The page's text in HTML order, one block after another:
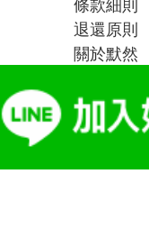
退還原則
關於默然